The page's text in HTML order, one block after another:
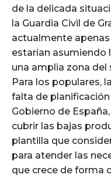
de la delicada
la Guardia Civil de
actualmente
estarían asumiendo
una amplia zona del
Para los populares,
falta de
Gobierno de
cubrir las bajas
plantilla que
para atender las
que crece de forma